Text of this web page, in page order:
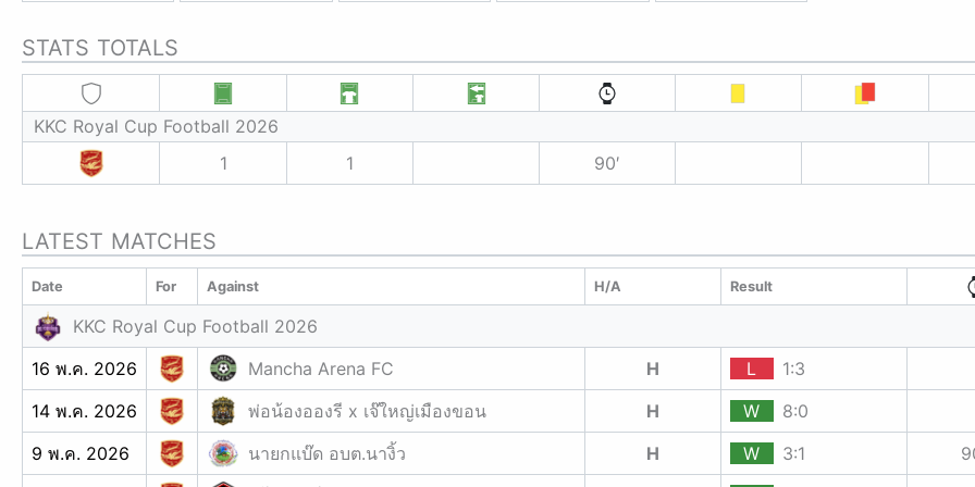
STATS TOTALS
KKC Royal Cup Football 2026
1
1 90′
LATEST MATCHES
Date For Against H/A Result
KKC Royal Cup Football 2026
16 พ.ค. 2026
Mancha Arena FC H L
1:3
14 พ.ค. 2026
พ่อน้องอองรี x เจ๊ใหญ่เมืองขอน H W
8:0
9 พ.ค. 2026
นายกแบ๊ด อบต.นางิ้ว H W 3:1